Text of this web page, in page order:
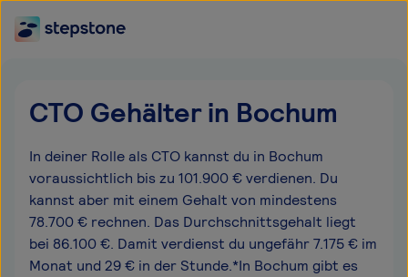
CTO Gehälter in Bochum
In deiner Rolle als CTO kannst du in Bochum
voraussichtlich bis zu 101.900 € verdienen. Du
kannst aber mit einem Gehalt von mindestens
78.700 € rechnen. Das Durchschnittsgehalt liegt
bei 86.100 €. Damit verdienst du ungefähr 7.175 € im
Monat und 29 € in der Stunde.*In Bochum gibt es